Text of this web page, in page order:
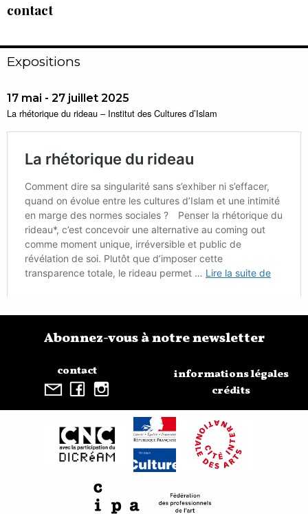
contact
Expositions
17 mai - 27 juillet 2025
La rhétorique du rideau – Institut des Cultures d’Islam
contact
Abonnez-vous à notre newsletter
informations légales
crédits